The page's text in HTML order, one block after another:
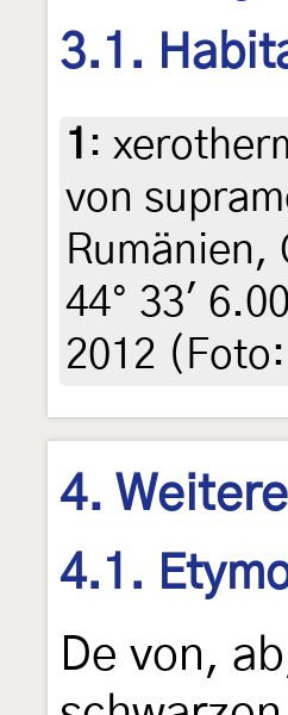
3.1.
1 :
von
Rumänien,
44° 33'
2012
4.
4.1.
De von,